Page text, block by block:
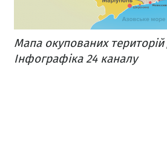
Мапа окупованих
Інфографіка 24 каналу